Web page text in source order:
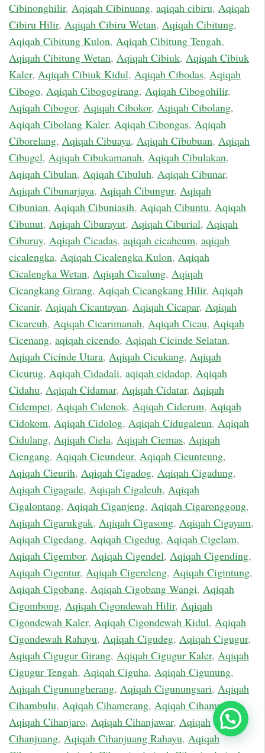
Cibinonghilir, Aqiqah Cibinuang, aqiqah cibiru, Aqiqah
Cibiru Hilir, Aqiqah Cibiru Wetan, Aqiqah Cibitung,
Aqiqah Cibitung Kulon, Aqiqah Cibitung Tengah,
Aqiqah Cibitung Wetan, Aqiqah Cibiuk, Aqiqah Cibiuk
Kaler, Aqiqah Cibiuk Kidul, Aqiqah Cibodas, Aqiqah
Cibogo, Aqiqah Cibogogirang, Aqiqah Cibogohilir,
Aqiqah Cibogor, Aqiqah Cibokor, Aqiqah Cibolang,
Aqiqah Cibolang Kaler, Aqiqah Cibongas, Aqiqah
Ciborelang, Aqiqah Cibuaya, Aqiqah Cibubuan, Aqiqah
Cibugel, Aqiqah Cibukamanah, Aqiqah Cibulakan,
Aqiqah Cibulan, Aqiqah Cibuluh, Aqiqah Cibunar,
Aqiqah Cibunarjaya, Aqiqah Cibungur, Aqiqah
Cibunian, Aqiqah Cibuniasih, Aqiqah Cibuntu, Aqiqah
Cibunut, Aqiqah Ciburayut, Aqiqah Ciburial, Aqiqah
Ciburuy, Aqiqah Cicadas, aqiqah cicaheum, aqiqah
cicalengka, Aqiqah Cicalengka Kulon, Aqiqah
Cicalengka Wetan, Aqiqah Cicalung, Aqiqah
Cicangkang Girang, Aqiqah Cicangkang Hilir, Aqiqah
Cicanir, Aqiqah Cicantayan, Aqiqah Cicapar, Aqiqah
Cicareuh, Aqiqah Cicarimanah, Aqiqah Cicau, Aqiqah
Cicenang, aqiqah cicendo, Aqiqah Cicinde Selatan,
Aqiqah Cicinde Utara, Aqiqah Cicukang, Aqiqah
Cicurug, Aqiqah Cidadali, aqiqah cidadap, Aqiqah
Cidahu, Aqiqah Cidamar, Aqiqah Cidatar, Aqiqah
Cidempet, Aqiqah Cidenok, Aqiqah Ciderum, Aqiqah
Cidokom, Aqiqah Cidolog, Aqiqah Cidugaleun, Aqiqah
Cidulang, Aqiqah Ciela, Aqiqah Ciemas, Aqiqah
Ciengang, Aqiqah Cieundeur, Aqiqah Cieunteung,
Aqiqah Cieurih, Aqiqah Cigadog, Aqiqah Cigadung,
Aqiqah Cigagade, Aqiqah Cigaleuh, Aqiqah
Cigalontang, Aqiqah Ciganjeng, Aqiqah Cigaronggong,
Aqiqah Cigarukgak, Aqiqah Cigasong, Aqiqah Cigayam,
Aqiqah Cigedang, Aqiqah Cigedug, Aqiqah Cigelam,
Aqiqah Cigembor, Aqiqah Cigendel, Aqiqah Cigending,
Aqiqah Cigentur, Aqiqah Cigereleng, Aqiqah Cigintung,
Aqiqah Cigobang, Aqiqah Cigobang Wangi, Aqiqah
Cigombong, Aqiqah Cigondewah Hilir, Aqiqah
Cigondewah Kaler, Aqiqah Cigondewah Kidul, Aqiqah
Cigondewah Rahayu, Aqiqah Cigudeg, Aqiqah Cigugur,
Aqiqah Cigugur Girang, Aqiqah Cigugur Kaler, Aqiqah
Cigugur Tengah, Aqiqah Ciguha, Aqiqah Cigunung,
Aqiqah Cigunungherang, Aqiqah Cigunungsari, Aqiqah
Cihambulu, Aqiqah Cihamerang, Aqiqah Cihampelas,
Aqiqah Cihanjaro, Aqiqah Cihanjawar, Aqiqah
Cihanjuang, Aqiqah Cihanjuang Rahayu, Aqiqah
Chat Sekarang